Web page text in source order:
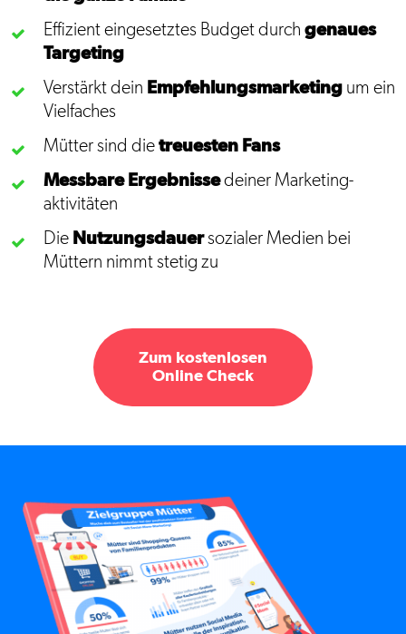
Effizient eingesetztes Budget durch genaues
Targeting
Verstärkt dein Empfehlungs­marketing um ein
Vielfaches
Mütter sind die treuesten Fans
Messbare Ergebnissedeiner Marketing­
aktivitäten
Die Nutzungsdauersozialer Medien bei
Müttern nimmt stetig zu
Zum kostenlosen
Online Check